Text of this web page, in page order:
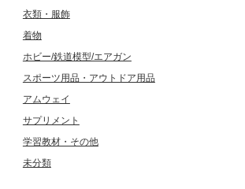
衣類・服飾
着物
ホビー/鉄道模型/エアガン
スポーツ用品・アウトドア用品
アムウェイ
サプリメント
学習教材・その他
未分類